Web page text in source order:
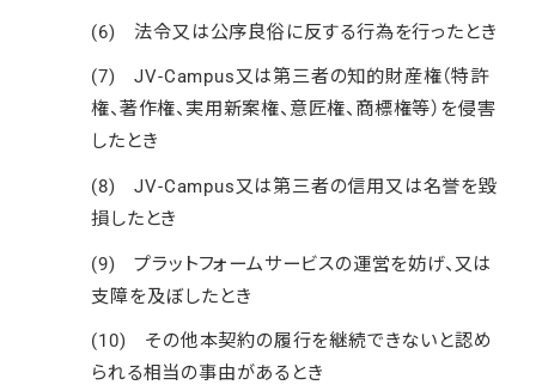
(6) 法令又は公序良俗に反する行為を行ったとき
(7) JV-Campus又は第三者の知的財産権（特許
権、著作権、実用新案権、意匠権、商標権等）を侵害
したとき
(8) JV-Campus又は第三者の信用又は名誉を毀
損したとき
(9) プラットフォームサービスの運営を妨げ、又は
支障を及ぼしたとき
(10) その他本契約の履行を継続できないと認め
られる相当の事由があるとき